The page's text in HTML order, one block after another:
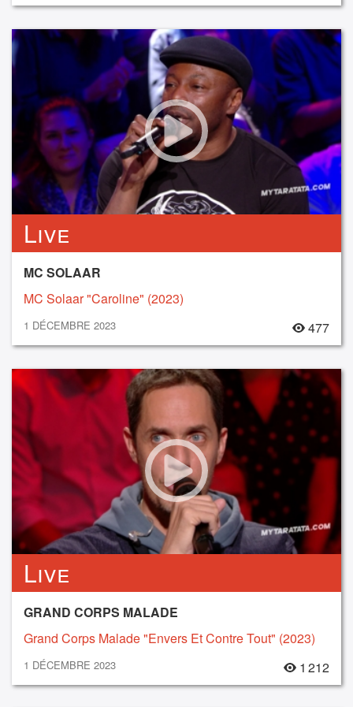
Live
MC SOLAAR
MC Solaar "Caroline" (2023)
1 DÉCEMBRE 2023 477
Live
GRAND CORPS MALADE
Grand Corps Malade "Envers Et Contre Tout" (2023)
1 DÉCEMBRE 2023 1 212